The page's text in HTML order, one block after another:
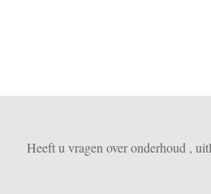
Heeft u vragen over onderhoud ,